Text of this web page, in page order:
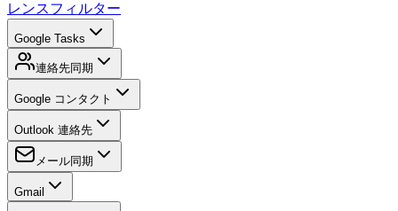
レンスフィルター
Google Tasks
連絡先同期
Google コンタクト
Outlook 連絡先
メール同期
Gmail